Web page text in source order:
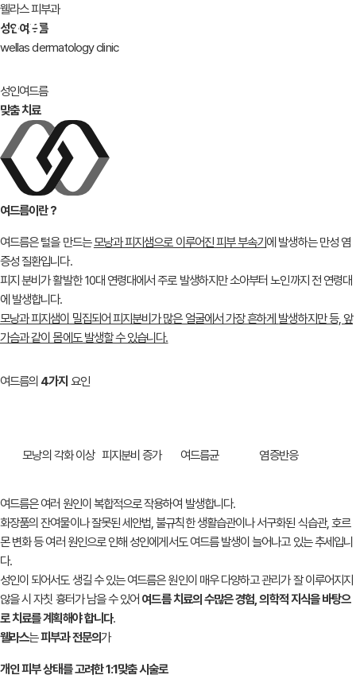
웰라스 피부과
성인여드름
wellas dermatology clinic
성인여드름
맞춤 치료
여드름이란？
여드름은 털을 만드는모낭과 피지샘으로 이루어진 피부 부속기에발생하는 만성 염
증성 질환입니다.
피지 분비가 활발한 10대 연령대에서 주로 발생하지만소아부터 노인까지 전 연령대
에 발생합니다.
모낭과 피지샘이 밀집되어 피지분비가 많은 얼굴에서 가장 흔하게 발생하지만 등, 앞
가슴과 같이 몸에도 발생할 수 있습니다.
여드름의 4가지 요인
모낭의 각화 이상 피지분비 증가 여드름균 염증반응
여드름은 여러 원인이 복합적으로 작용하여 발생합니다.
화장품의 잔여물이나 잘못된 세안법, 불규칙한 생활습관이나 서구화된 식습관,호르
몬 변화 등 여러 원인으로 인해 성인에게서도 여드름 발생이 늘어나고 있는 추세입니
다.
성인이 되어서도 생길 수 있는 여드름은 원인이 매우 다양하고관리가 잘 이루어지지
않을 시 자칫 흉터가 남을 수 있어 여드름 치료의 수많은 경험, 의학적 지식을 바탕으
로치료를 계획해야 합니다.
웰라스는피부과 전문의가
개인 피부 상태를 고려한 1:1맞춤 시술로